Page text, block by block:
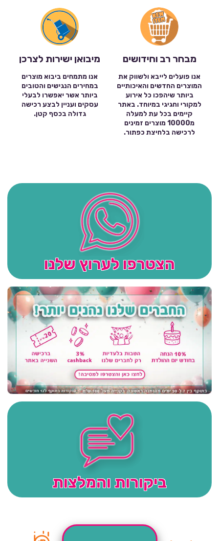
מבחר רב וחידושים
אנו פועלים לייבא ולשווק את
המוצרים החדשים והאיכותיים
ביותר שיהפכו כל אירוע
למקורי וחגיגי במיוחד. באתר
קיימים בכל עת למעלה
מ10000 מוצרים זמינים
לרכישה בלחיצת כפתור.
מיבואן ישירות לצרכן
אנו מתמחים ביבוא מוצרים
במחירים הנגישים והטובים
ביותר אשר יאפשרו לבעלי
עסקים ועניין לבצע רכישה
גדולה בכסף קטן.
הצטרפו לערוץ שלנו
ביקורות והמלצות